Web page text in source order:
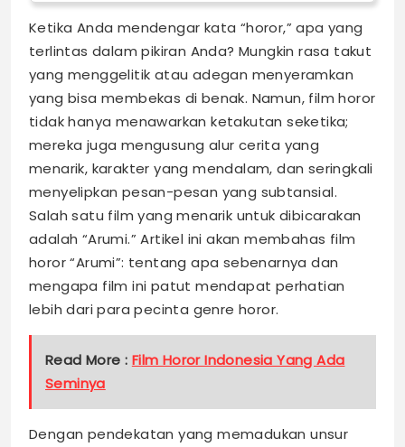
Ketika Anda mendengar kata “horor,” apa yang
terlintas dalam pikiran Anda? Mungkin rasa takut
yang menggelitik atau adegan menyeramkan
yang bisa membekas di benak. Namun, film horor
tidak hanya menawarkan ketakutan seketika;
mereka juga mengusung alur cerita yang
menarik, karakter yang mendalam, dan seringkali
menyelipkan pesan-pesan yang subtansial.
Salah satu film yang menarik untuk dibicarakan
adalah “Arumi.” Artikel ini akan membahas film
horor “Arumi”: tentang apa sebenarnya dan
mengapa film ini patut mendapat perhatian
lebih dari para pecinta genre horor.
Read More : Film Horor Indonesia Yang Ada
Seminya
Dengan pendekatan yang memadukan unsur